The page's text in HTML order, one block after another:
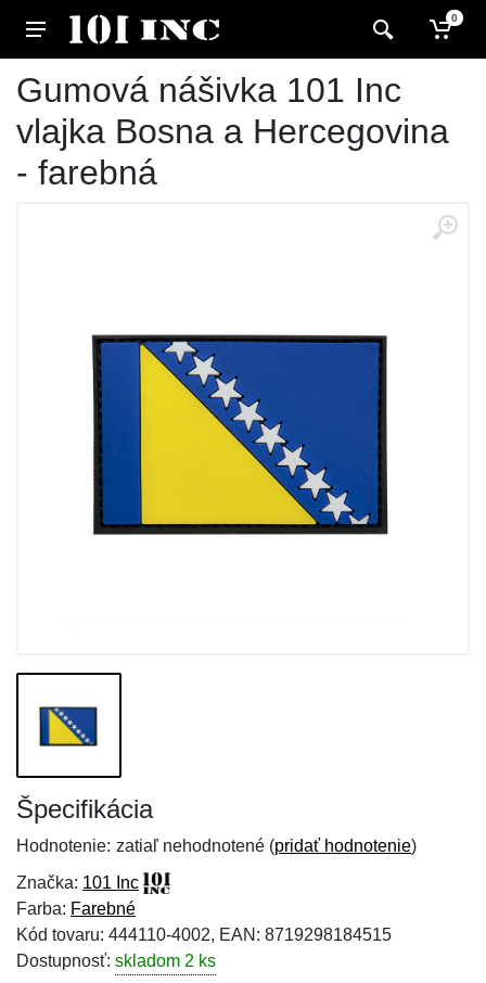
0
Gumová nášivka 101 Inc
vlajka Bosna a Hercegovina
- farebná
Špecifikácia
Hodnotenie: zatiaľ nehodnotené (pridať hodnotenie)
Značka: 101 Inc
Farba: Farebné
Kód tovaru: 444110-4002, EAN: 8719298184515
Dostupnosť: skladom 2 ks